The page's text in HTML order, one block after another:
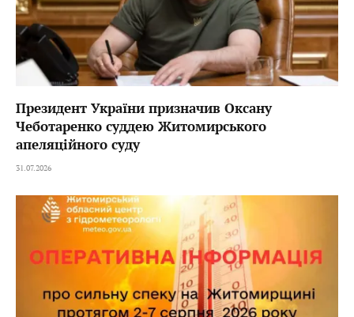
Президент України призначив Оксану
Чеботаренко суддею Житомирського
апеляційного суду
31.07.2026